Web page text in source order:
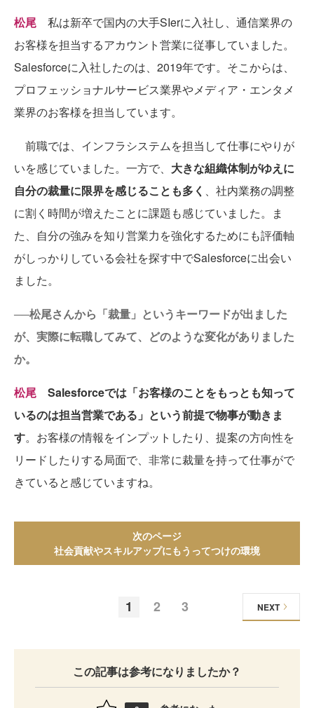
松尾 私は新卒で国内の大手SIerに入社し、通信業界の
お客様を担当するアカウント営業に従事していました。
Salesforceに入社したのは、2019年です。そこからは、
プロフェッショナルサービス業界やメディア・エンタメ
業界のお客様を担当しています。
前職では、インフラシステムを担当して仕事にやりが
いを感じていました。一方で、 大きな組織体制がゆえに
自分の裁量に限界を感じることも多く 、社内業務の調整
に割く時間が増えたことに課題も感じていました。ま
た、自分の強みを知り営業力を強化するためにも評価軸
がしっかりしている会社を探す中でSalesforceに出会い
ました。
──松尾さんから「裁量」というキーワードが出ました
が、実際に転職してみて、どのような変化がありました
か。
松尾
Salesforceでは「お客様のことをもっとも知って
いるのは担当営業である」という前提で物事が動きま
す。お客様の情報をインプットしたり、提案の方向性を
リードしたりする局面で、非常に裁量を持って仕事がで
きていると感じていますね。
次のページ
社会貢献やスキルアップにもうってつけの環境
1 2 3 NEXT
この記事は参考になりましたか？